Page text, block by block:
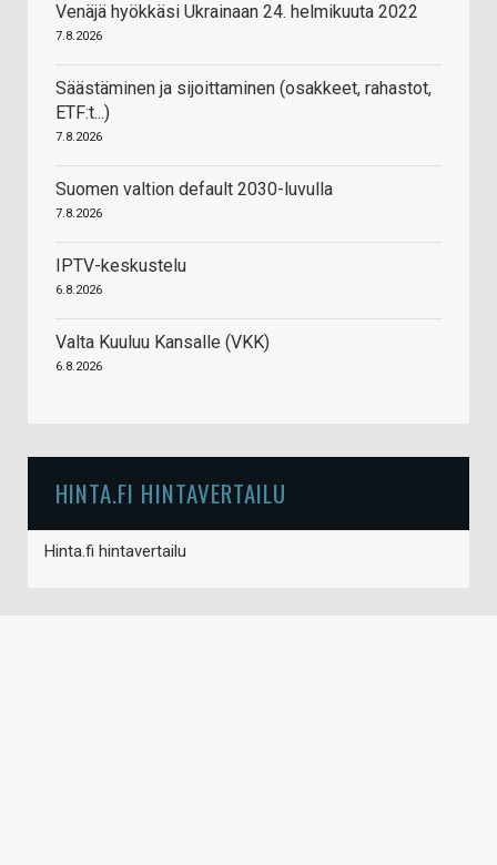
Venäjä hyökkäsi Ukrainaan 24. helmikuuta 2022
7.8.2026
Säästäminen ja sijoittaminen (osakkeet, rahastot,
ETF:t...)
7.8.2026
Suomen valtion default 2030-luvulla
7.8.2026
IPTV-keskustelu
6.8.2026
Valta Kuuluu Kansalle (VKK)
6.8.2026
HINTA.FI HINTAVERTAILU
Hinta.fi hintavertailu